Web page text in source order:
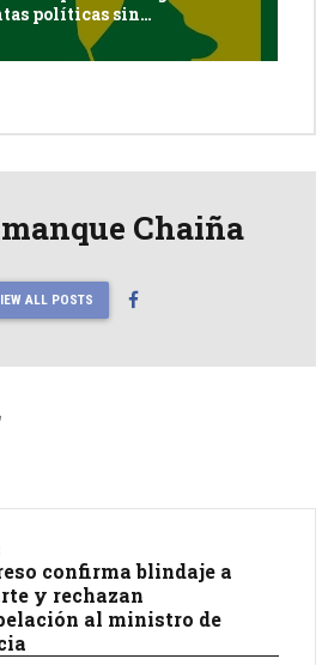
políticas sin
Cayma
Chaiña
ALL POSTS
confirma blindaje a
y rechazan
al ministro de